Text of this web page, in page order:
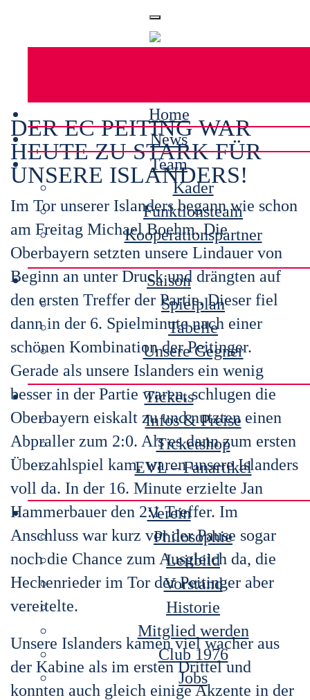
Home
News
Team
Kader
Funktionsteam
Kooperationspartner
Saison
Spielplan
Tabelle
Unsere Gegner
Tickets
Infos & Preise
Ticketshop
EVL – Fanartikel
Verein
Philosophie
Leitbild
Vorstand
Historie
Mitglied werden
Club 1976
Jobs
DER EC PEITING WAR
HEUTE ZU STARK FÜR
UNSERE ISLANDERS!
Im Tor unserer Islanders begann wie schon
am Freitag Michael Boehm. Die
Oberbayern setzten unsere Lindauer von
Beginn an unter Druck und drängten auf
den ersten Treffer der Partie. Dieser fiel
dann in der 6. Spielminute nach einer
schönen Kombination der Peitinger.
Gerade als unsere Islanders ein wenig
besser in der Partie waren, schlugen die
Oberbayern eiskalt zu und nutzten einen
Abpraller zum 2:0. Als es dann zum ersten
Überzahlspiel kam, waren unsere Islanders
voll da. In der 16. Minute erzielte Jan
Hammerbauer den 2:1 Treffer. Im
Anschluss war kurz vor der Pause sogar
noch die Chance zum Ausgleich da, die
Hechenrieder im Tor der Peitinger aber
vereitelte.
Unsere Islanders kamen viel wacher aus
der Kabine als im ersten Drittel und
konnten auch gleich einige Akzente in der